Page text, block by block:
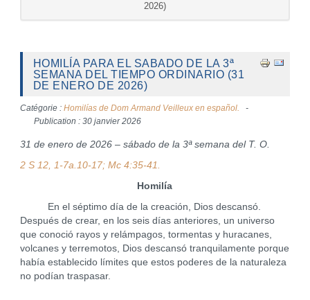
2026)
HOMILÍA PARA EL SABADO DE LA 3ª
SEMANA DEL TIEMPO ORDINARIO (31
DE ENERO DE 2026)
Catégorie : Homilías de Dom Armand Veilleux en español.
Publication : 30 janvier 2026
31 de enero de 2026 – sábado de la 3ª semana del T. O.
2 S 12, 1-7a.10-17; Mc 4:35-41.
Homilía
En el séptimo día de la creación, Dios descansó.
Después de crear, en los seis días anteriores, un universo
que conoció rayos y relámpagos, tormentas y huracanes,
volcanes y terremotos, Dios descansó tranquilamente porque
había establecido límites que estos poderes de la naturaleza
no podían traspasar.